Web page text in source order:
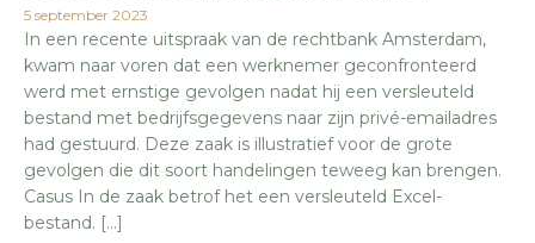
5 september 2023
In een recente uitspraak van de rechtbank Amsterdam,
kwam naar voren dat een werknemer geconfronteerd
werd met ernstige gevolgen nadat hij een versleuteld
bestand met bedrijfsgegevens naar zijn privé-emailadres
had gestuurd. Deze zaak is illustratief voor de grote
gevolgen die dit soort handelingen teweeg kan brengen.
Casus In de zaak betrof het een versleuteld Excel-
bestand. […]